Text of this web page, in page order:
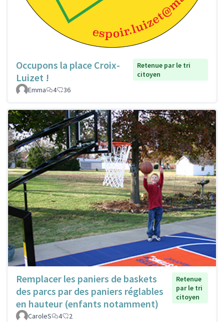
Occupons la place Croix-
Luizet !
Retenue par le tri
citoyen
Emma
4 36
Remplacer les paniers de baskets
des parcs par des paniers réglables
en hauteur (enfants notamment)
Retenue
par le tri
citoyen
CaroleS 4 2